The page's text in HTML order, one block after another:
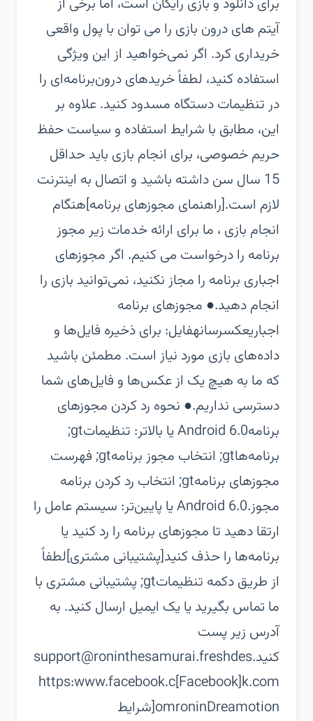
آیتم های درون بازی را می توان با پول واقعی
خریداری کرد. اگر نمی‌خواهید از این ویژگی
استفاده کنید، لطفاً خریدهای درون‌برنامه‌ای را
در تنظیمات دستگاه مسدود کنید. علاوه بر
این، مطابق با شرایط استفاده و سیاست حفظ
حریم خصوصی، برای انجام بازی باید حداقل
15 سال سن داشته باشید و اتصال به اینترنت
لازم است.‏[راهنمای مجوزهای برنامه]‏هنگام
انجام بازی ، ما برای ارائه خدمات زیر مجوز
برنامه را درخواست می کنیم. اگر مجوزهای
اجباری برنامه را مجاز نکنید، نمی‌توانید بازی را
انجام دهید.‏● مجوزهای برنامه
اجباری‏عکسرسانهفایل: برای ذخیره فایل‌ها و
داده‌های بازی مورد نیاز است. مطمئن باشید
که ما به هیچ یک از عکس‌ها و فایل‌های شما
دسترسی نداریم.‏● نحوه رد کردن مجوزهای
برنامه‏Android 6.0 یا بالاتر: تنظیماتgt;
برنامه‌هاgt; انتخاب مجوز برنامهgt; فهرست
مجوزهای برنامهgt; انتخاب رد کردن برنامه
مجوز.‏Android 6.0 یا پایین‌تر: سیستم عامل را
ارتقا دهید تا مجوزهای برنامه را رد کنید یا
برنامه‌ها را حذف کنید‏[پشتیبانی مشتری]‏لطفاً
از طریق دکمه تنظیماتgt; پشتیبانی مشتری با
ما تماس بگیرید یا یک ایمیل ارسال کنید. به
آدرس زیر پست
کنید.‏support@roninthesamurai.freshdes
k.com‏[Facebook]‏https:www.facebook.c
omroninDreamotion‏[شرایط